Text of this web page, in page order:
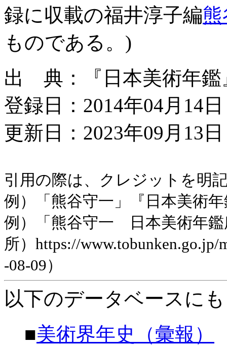
録に収載の福井淳子編
ものである。)
出 典：『日本美術年鑑
登録日：2014年04月14日
更新日：2023年09月13
引用の際は、クレジットを明
例）「熊谷守一」『日本美術
例）「熊谷守一 日本美術年鑑
所）https://
-08-09）
以下のデータベースに
■美術界年史（彙報）